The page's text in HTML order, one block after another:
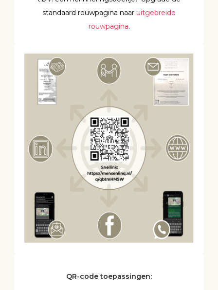
standaard rouwpagina naar uitgebreide
rouwpagina.
QR-code toepassingen: